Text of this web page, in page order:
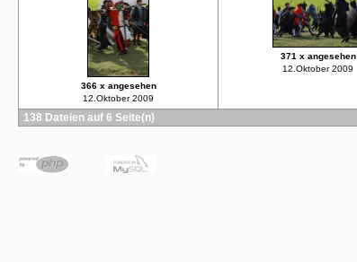
366 x angesehen
12.Oktober 2009
371 x angesehen
12.Oktober 2009
138 Dateien auf 6 Seite(n)